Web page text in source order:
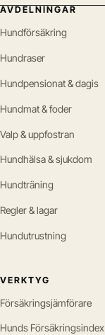
AVDELNINGAR
Hundförsäkring
Hundraser
Hundpensionat & dagis
Hundmat & foder
Valp & uppfostran
Hundhälsa & sjukdom
Hundträning
Regler & lagar
Hundutrustning
VERKTYG
Försäkringsjämförare
Hunds Försäkringsindex